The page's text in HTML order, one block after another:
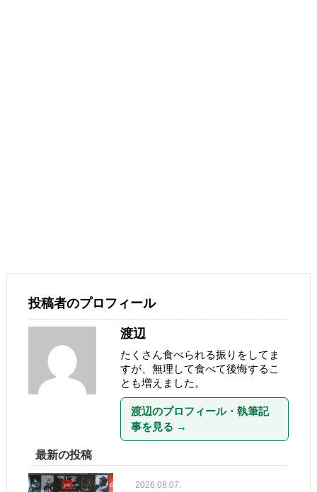
投稿者のプロフィール
渡辺
たくさん食べられる振りをしてま
すが、無理して食べて後悔するこ
とも増えました。
渡辺のプロフィール・執筆記
事を見る →
最新の投稿
2026.08.07.